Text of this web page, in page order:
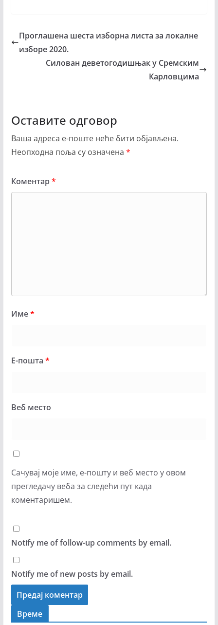
Проглашена шеста изборна листа за локалне
изборе 2020.
Силован деветогодишњак у Сремским
Карловцима
Оставите одговор
Ваша адреса е-поште неће бити објављена.
Неопходна поља су означена *
Коментар*
Име*
Е-пошта *
Веб место
Сачувај моје име, е-пошту и веб место у овом
прегледачу веба за следећи пут када
коментаришем.
Notify me of follow-up comments by email.
Notify me of new posts by email.
Време